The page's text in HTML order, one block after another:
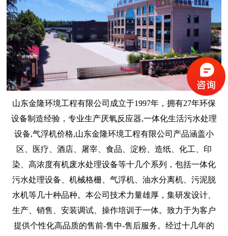
山东金隆环境工程有限公司成立于1997年，拥有27年环保
设备制造经验，专业生产厌氧反应器,一体化生活污水处理
设备,气浮机价格,山东金隆环境工程有限公司产品涵盖小
区、医疗、酒店、屠宰、食品、淀粉、造纸、化工、印
染、高浓度有机废水处理设备等十几个系列，包括一体化
污水处理设备、机械格栅、气浮机、油水分离机、污泥脱
水机等几十种品种。本公司技术力量雄厚，集研发设计、
生产、销售、安装调试、操作培训于一体。致力于为客户
提供个性化高品质的售前-售中-售后服务。经过十几年的